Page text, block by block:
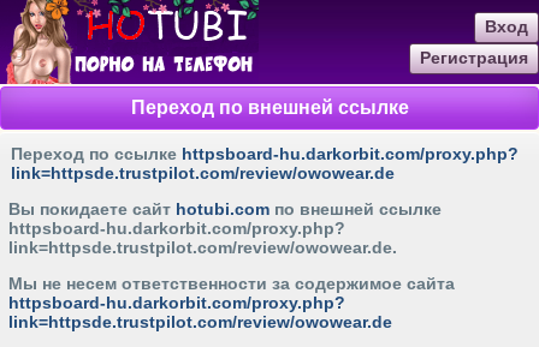
Вход
Регистрация
Переход по внешней ссылке
Переход по ссылке httpsboard-hu.darkorbit.com/proxy.php?
link=httpsde.trustpilot.com/review/owowear.de
Вы покидаете сайт hotubi.com по внешней ссылке
httpsboard-hu.darkorbit.com/proxy.php?
link=httpsde.trustpilot.com/review/owowear.de.
Мы не несем ответственности за содержимое сайта
httpsboard-hu.darkorbit.com/proxy.php?
link=httpsde.trustpilot.com/review/owowear.de